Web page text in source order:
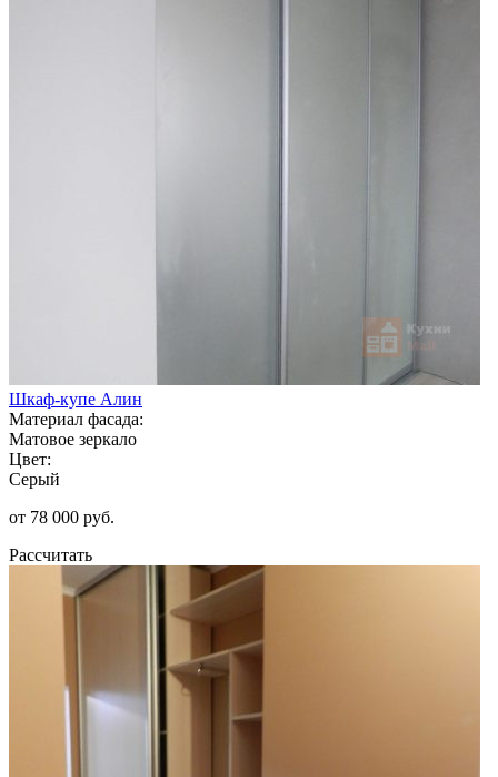
Шкаф-купе Алин
Материал фасада:
Матовое зеркало
Цвет:
Серый
от 78 000 руб.
Рассчитать